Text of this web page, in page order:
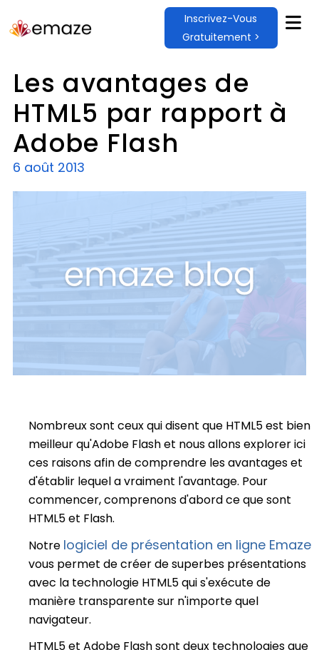
Inscrivez-Vous
Gratuitement >
Les avantages de
HTML5 par rapport à
Adobe Flash
6 août 2013
Nombreux sont ceux qui disent que HTML5 est bien
meilleur qu'Adobe Flash et nous allons explorer ici
ces raisons afin de comprendre les avantages et
d'établir lequel a vraiment l'avantage. Pour
commencer, comprenons d'abord ce que sont
HTML5 et Flash.
Notre logiciel de présentation en ligne Emaze
vous permet de créer de superbes présentations
avec la technologie HTML5 qui s'exécute de
manière transparente sur n'importe quel
navigateur.
HTML5 et Adobe Flash sont deux technologies que